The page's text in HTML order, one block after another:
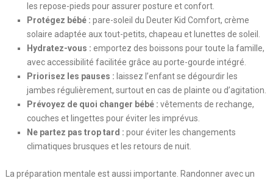
les repose-pieds pour assurer posture et confort.
Protégez bébé : pare-soleil du Deuter Kid Comfort, crème
solaire adaptée aux tout-petits, chapeau et lunettes de soleil.
Hydratez-vous : emportez des boissons pour toute la famille,
avec accessibilité facilitée grâce au porte-gourde intégré.
Priorisez les pauses : laissez l’enfant se dégourdir les
jambes régulièrement, surtout en cas de plainte ou d’agitation.
Prévoyez de quoi changer bébé : vêtements de rechange,
couches et lingettes pour éviter les imprévus.
Ne partez pas trop tard : pour éviter les changements
climatiques brusques et les retours de nuit.
La préparation mentale est aussi importante. Randonner avec un